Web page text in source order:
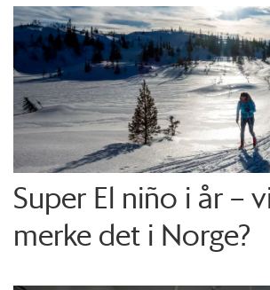
Super El niño i år –
merke det i Norge?